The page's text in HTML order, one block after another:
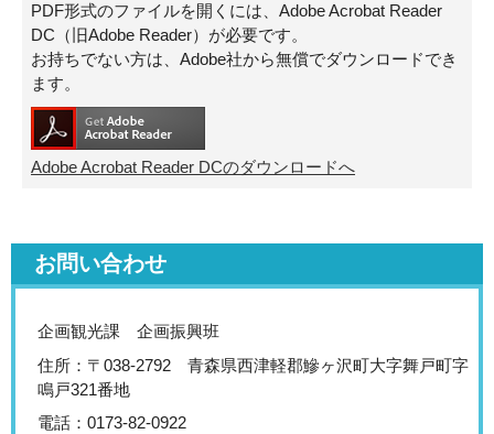
PDF形式のファイルを開くには、Adobe Acrobat Reader
DC（旧Adobe Reader）が必要です。
お持ちでない方は、Adobe社から無償でダウンロードでき
ます。
Adobe Acrobat Reader DCのダウンロードへ
お問い合わせ
企画観光課 企画振興班
住所：〒038-2792 青森県西津軽郡鰺ヶ沢町大字舞戸町字
鳴戸321番地
電話：0173-82-0922